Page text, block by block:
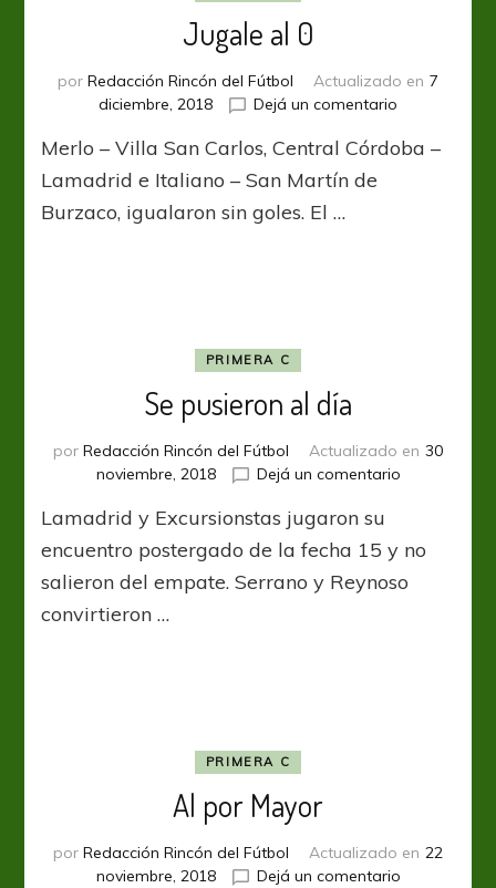
Jugale al 0
por Redacción Rincón del Fútbol Actualizado en 7
diciembre, 2018
Dejá un comentario
al
Merlo – Villa San Carlos, Central Córdoba –
Lamadrid e Italiano – San Martín de
Burzaco, igualaron sin goles. El …
PRIMERA C
Se pusieron al día
por Redacción Rincón del Fútbol Actualizado en 30
noviembre, 2018
Dejá un comentarioen
al
Lamadrid y Excursionstas jugaron su
encuentro postergado de la fecha 15 y no
salieron del empate. Serrano y Reynoso
convirtieron …
PRIMERA C
Al por Mayor
por Redacción Rincón del Fútbol Actualizado en 22
noviembre, 2018
Dejá un comentarioen